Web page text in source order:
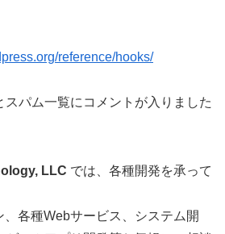
reference/hooks/
パム一覧にコメントが入りました
LLC では、各種開発を承って
各種Webサービス、システム開